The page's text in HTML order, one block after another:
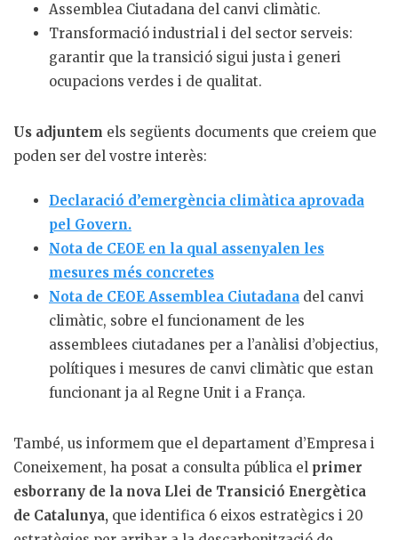
Assemblea Ciutadana del canvi climàtic.
Transformació industrial i del sector serveis:
garantir que la transició sigui justa i generi
ocupacions verdes i de qualitat.
Us adjuntem els següents documents que creiem que
poden ser del vostre interès:
Declaració d’emergència climàtica aprovada
pel Govern.
Nota de CEOE en la qual assenyalen les
mesures més concretes
Nota de CEOE Assemblea Ciutadana del canvi
climàtic, sobre el funcionament de les
assemblees ciutadanes per a l’anàlisi d’objectius,
polítiques i mesures de canvi climàtic que estan
funcionant ja al Regne Unit i a França.
També, us informem que el departament d’Empresa i
Coneixement, ha posat a consulta pública el primer
esborrany de la nova Llei de Transició Energètica
de Catalunya, que identifica 6 eixos estratègics i 20